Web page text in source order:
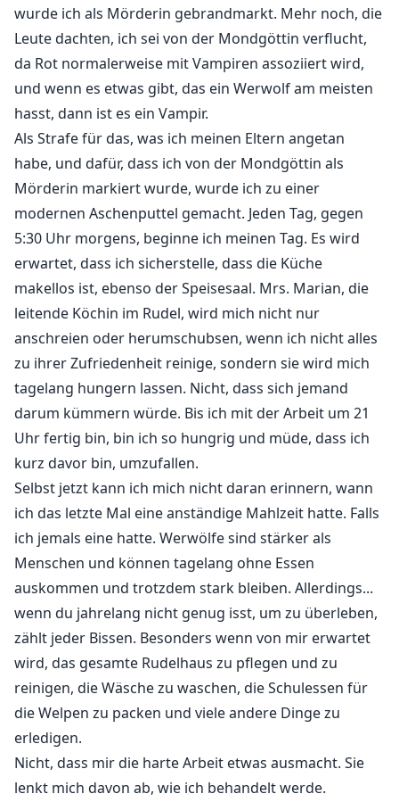
wurde ich als Mörderin gebrandmarkt. Mehr noch, die
Leute dachten, ich sei von der Mondgöttin verflucht,
da Rot normalerweise mit Vampiren assoziiert wird,
und wenn es etwas gibt, das ein Werwolf am meisten
hasst, dann ist es ein Vampir.
Als Strafe für das, was ich meinen Eltern angetan
habe, und dafür, dass ich von der Mondgöttin als
Mörderin markiert wurde, wurde ich zu einer
modernen Aschenputtel gemacht. Jeden Tag, gegen
5:30 Uhr morgens, beginne ich meinen Tag. Es wird
erwartet, dass ich sicherstelle, dass die Küche
makellos ist, ebenso der Speisesaal. Mrs. Marian, die
leitende Köchin im Rudel, wird mich nicht nur
anschreien oder herumschubsen, wenn ich nicht alles
zu ihrer Zufriedenheit reinige, sondern sie wird mich
tagelang hungern lassen. Nicht, dass sich jemand
darum kümmern würde. Bis ich mit der Arbeit um 21
Uhr fertig bin, bin ich so hungrig und müde, dass ich
kurz davor bin, umzufallen.
Selbst jetzt kann ich mich nicht daran erinnern, wann
ich das letzte Mal eine anständige Mahlzeit hatte. Falls
ich jemals eine hatte. Werwölfe sind stärker als
Menschen und können tagelang ohne Essen
auskommen und trotzdem stark bleiben. Allerdings...
wenn du jahrelang nicht genug isst, um zu überleben,
zählt jeder Bissen. Besonders wenn von mir erwartet
wird, das gesamte Rudelhaus zu pflegen und zu
reinigen, die Wäsche zu waschen, die Schulessen für
die Welpen zu packen und viele andere Dinge zu
erledigen.
Nicht, dass mir die harte Arbeit etwas ausmacht. Sie
lenkt mich davon ab, wie ich behandelt werde.